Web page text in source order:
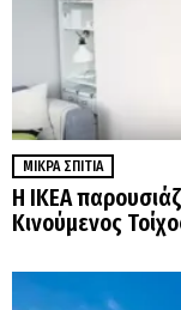
ΜΙΚΡΆ ΣΠΊΤΙΑ
Η IKEA
Κινούμενος